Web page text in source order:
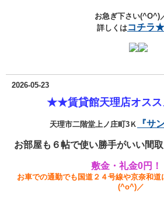
お急ぎ下さい(^O^)
詳しくはコチラ★
2026-05-23
★★賃貸館天理店オス
天理市二階堂上ノ庄町3Ｋ 『サ
お部屋も６帖で使い勝手がいい間取
敷金・礼金0円！
お車での通勤でも国道２４号線や京奈和
(^o^)／